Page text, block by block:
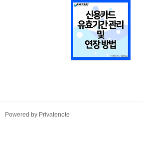
Powered by Privatenote
TistoryWhaleSkin3.4